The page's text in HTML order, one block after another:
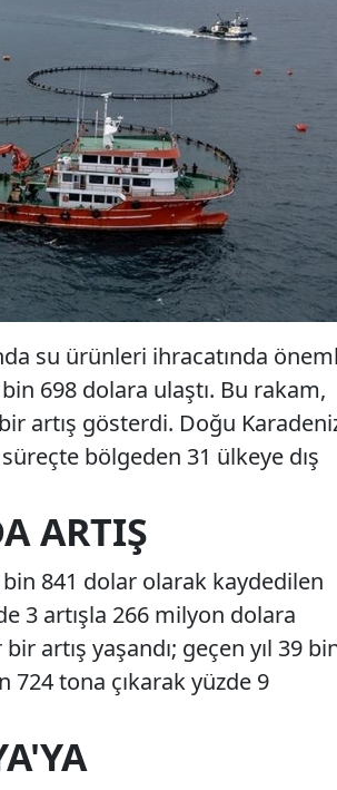
su ürünleri ihracatında
698 dolara ulaştı. Bu rakam,
artış gösterdi. Doğu
bölgeden 31 ülkeye dış
ARTIŞ
841 dolar olarak kaydedilen
3 artışla 266 milyon dolara
artış yaşandı; geçen yıl 39
724 tona çıkarak yüzde 9